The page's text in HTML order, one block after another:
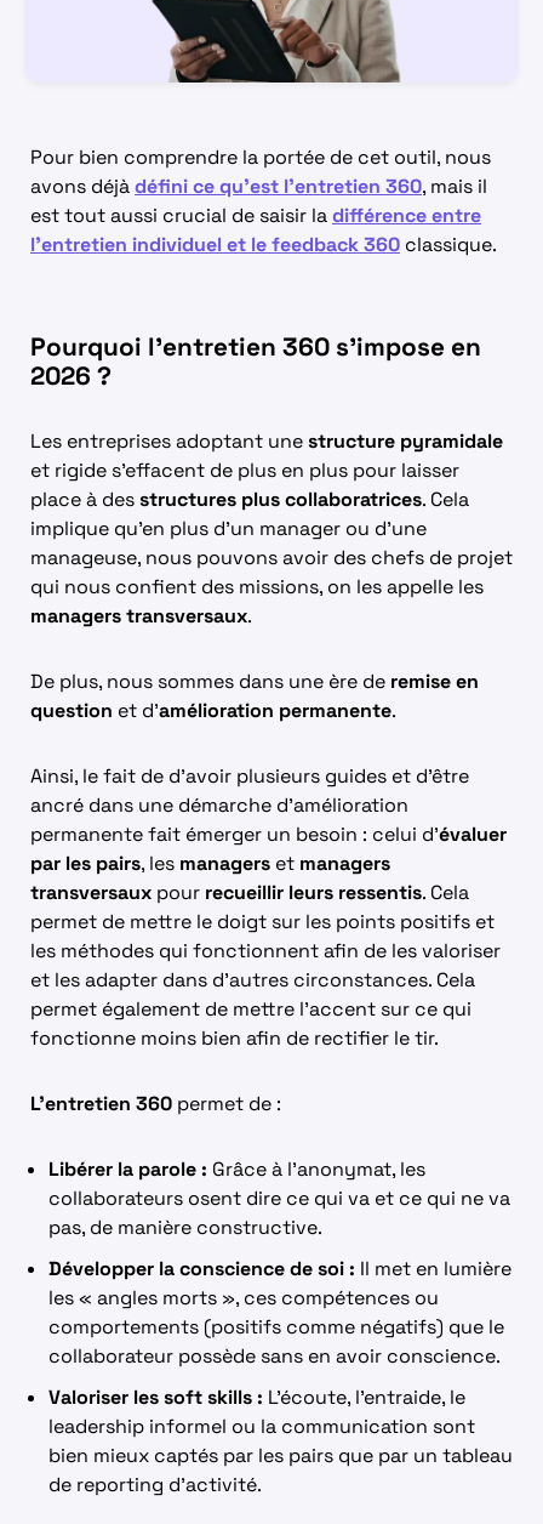
Pour bien comprendre la portée de cet outil, nous
avons déjàdéfini ce qu’est l’entretien 360, mais il
est tout aussi crucial de saisir ladifférence entre
l’entretien individuel et le feedback 360 classique.
Pourquoi l’entretien 360 s’impose en
2026 ?
Les entreprises adoptant unestructure pyramidale
et rigide s’effacent de plus en plus pour laisser
place à desstructures plus collaboratrices. Cela
implique qu’en plus d’un manager ou d’une
manageuse, nous pouvons avoir des chefs de projet
qui nous confient des missions, on les appelle les
managers transversaux.
De plus, nous sommes dans une ère de remise en
question et d’amélioration permanente.
Ainsi, le fait de d’avoir plusieurs guides et d’être
ancré dans une démarche d’amélioration
permanente fait émerger un besoin : celui d’évaluer
par les pairs, les managers et managers
transversaux pour recueillir leurs ressentis. Cela
permet de mettre le doigt sur les points positifs et
les méthodes qui fonctionnent afin de les valoriser
et les adapter dans d’autres circonstances. Cela
permet également de mettre l’accent sur ce qui
fonctionne moins bien afin de rectifier le tir.
L’entretien 360 permet de :
Libérer la parole : Grâce à l’anonymat, les
collaborateurs osent dire ce qui va et ce qui ne va
pas, de manière constructive.
Développer la conscience de soi : Il met en lumière
les « angles morts », ces compétences ou
comportements (positifs comme négatifs) que le
collaborateur possède sans en avoir conscience.
Valoriser les soft skills : L’écoute, l’entraide, le
leadership informel ou la communication sont
bien mieux captés par les pairs que par un tableau
de reporting d’activité.